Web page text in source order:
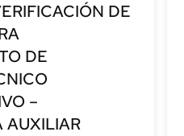
DE
DE
–
AUXILIAR